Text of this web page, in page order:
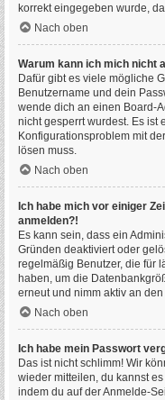
korrekt eingegeben wurde,
Nach oben
Warum kann ich mich nicht
Dafür gibt es viele mögliche
Benutzername und dein
wende dich an einen Board-
nicht gesperrt wurdest. Es ist
Konfigurationsproblem mit
lösen muss.
Nach oben
Ich habe mich vor einiger
anmelden?!
Es kann sein, dass ein
Gründen deaktiviert oder
regelmäßig Benutzer, die für
haben, um die
erneut und nimm aktiv an
Nach oben
Ich habe mein Passwort
Das ist nicht schlimm! Wir
wieder mitteilen, du kannst
indem du auf der Anmelde-